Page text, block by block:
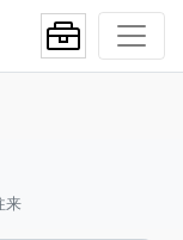
来